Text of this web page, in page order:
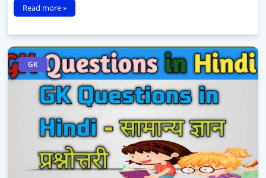
Read more »
GK